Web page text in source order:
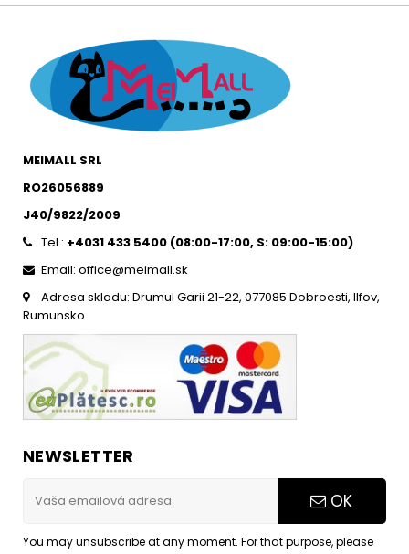
MEIMALL SRL
RO26056889
J40/9822/2009
Tel.: +4031 433 5400 (08:00-17:00, S: 09:00-15:00)
Email: office@meimall.sk
Adresa skladu: Drumul Garii 21-22, 077085 Dobroesti, Ilfov,
Rumunsko
NEWSLETTER
OK
You may unsubscribe at any moment. For that purpose, please